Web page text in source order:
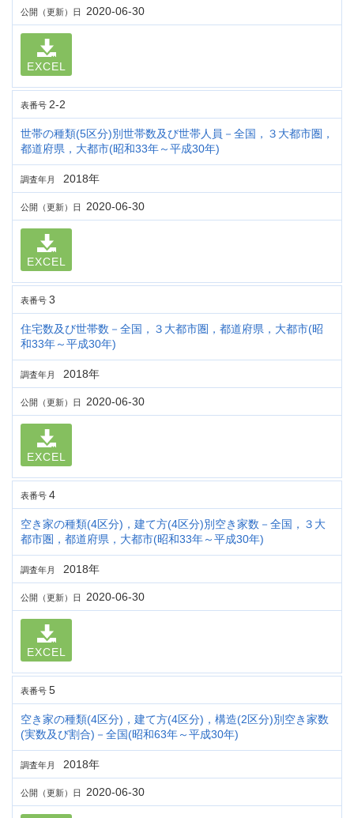
公開（更新）日 2020-06-30
EXCEL
表番号 2-2
世帯の種類(5区分)別世帯数及び世帯人員－全国，３大都市圏，
都道府県，大都市(昭和33年～平成30年)
調査年月 2018年
公開（更新）日 2020-06-30
EXCEL
表番号 3
住宅数及び世帯数－全国，３大都市圏，都道府県，大都市(昭
和33年～平成30年)
調査年月 2018年
公開（更新）日 2020-06-30
EXCEL
表番号 4
空き家の種類(4区分)，建て方(4区分)別空き家数－全国，３大
都市圏，都道府県，大都市(昭和33年～平成30年)
調査年月 2018年
公開（更新）日 2020-06-30
EXCEL
表番号 5
空き家の種類(4区分)，建て方(4区分)，構造(2区分)別空き家数
(実数及び割合)－全国(昭和63年～平成30年)
調査年月 2018年
公開（更新）日 2020-06-30